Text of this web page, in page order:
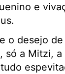
e
o desejo
só a Mitzi,